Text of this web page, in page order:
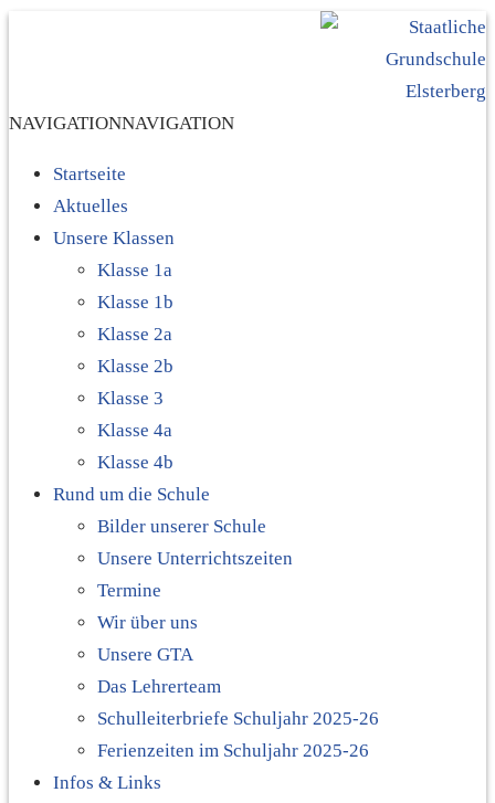
NAVIGATIONNAVIGATION
Startseite
Aktuelles
Unsere Klassen
Klasse 1a
Klasse 1b
Klasse 2a
Klasse 2b
Klasse 3
Klasse 4a
Klasse 4b
Rund um die Schule
Bilder unserer Schule
Unsere Unterrichtszeiten
Termine
Wir über uns
Unsere GTA
Das Lehrerteam
Schulleiterbriefe Schuljahr 2025-26
Ferienzeiten im Schuljahr 2025-26
Infos & Links